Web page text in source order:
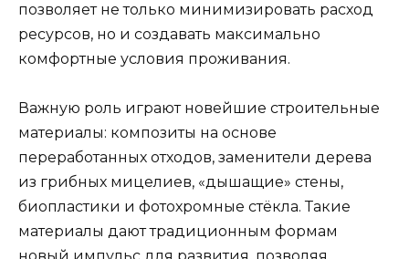
позволяет не только минимизировать расход
ресурсов, но и создавать максимально
комфортные условия проживания.
Важную роль играют новейшие строительные
материалы: композиты на основе
переработанных отходов, заменители дерева
из грибных мицелиев, «дышащие» стены,
биопластики и фотохромные стёкла. Такие
материалы дают традиционным формам